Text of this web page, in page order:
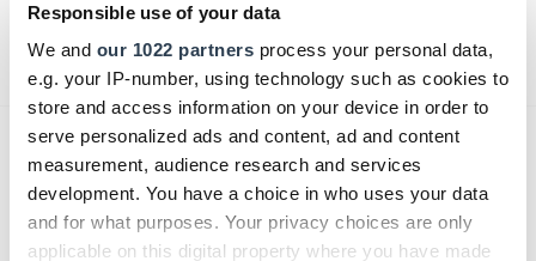
Responsible use of your data
We and our 1022 partners process your personal data,
e.g. your IP-number, using technology such as cookies to
store and access information on your device in order to
serve personalized ads and content, ad and content
measurement, audience research and services
development. You have a choice in who uses your data
and for what purposes. Your privacy choices are only
applicable on this digital property where you have made
Absenden
Das könnte Sie auch interessieren: